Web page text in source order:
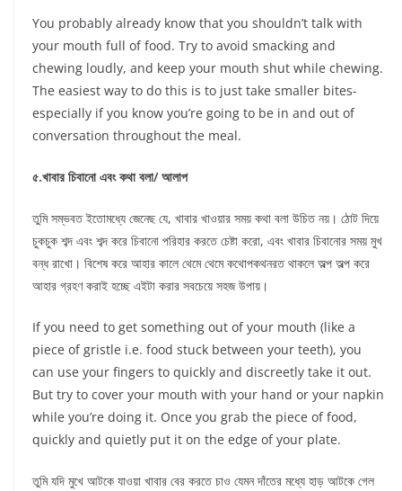
You probably already know that you shouldn’t talk with
your mouth full of food. Try to avoid smacking and
chewing loudly, and keep your mouth shut while chewing.
The easiest way to do this is to just take smaller bites-
especially if you know you’re going to be in and out of
conversation throughout the meal.
৫.খাবার চিবানো এবং কথা বলা/ আলাপ
তুমি সম্ভবত ইতোমধ্যে জেনেছ যে, খাবার খাওয়ার সময় কথা বলা উচিত নয়। ঠোট দিয়ে
চুকচুক শব্দ এবং শব্দ করে চিবানো পরিহার করতে চেষ্টা করো, এবং খাবার চিবানোর সময় মুখ
বন্ধ রাখো। বিশেষ করে আহার কালে থেমে থেমে কথোপকথনরত থাকলে অল্প অল্প করে
আহার গ্রহণ করাই হচ্ছে এইটা করার সবচেয়ে সহজ উপায়।
If you need to get something out of your mouth (like a
piece of gristle i.e. food stuck between your teeth), you
can use your fingers to quickly and discreetly take it out.
But try to cover your mouth with your hand or your napkin
while you’re doing it. Once you grab the piece of food,
quickly and quietly put it on the edge of your plate.
তুমি যদি মুখে আটকে যাওয়া খাবার বের করতে চাও যেমন দাঁতের মধ্যে হাড় আটকে গেল